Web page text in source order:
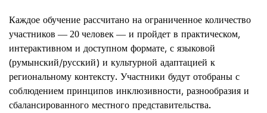
Каждое обучение рассчитано на ограниченное количество
участников — 20 человек — и пройдет в практическом,
интерактивном и доступном формате, с языковой
(румынский/русский) и культурной адаптацией к
региональному контексту. Участники будут отобраны с
соблюдением принципов инклюзивности, разнообразия и
сбалансированного местного представительства.